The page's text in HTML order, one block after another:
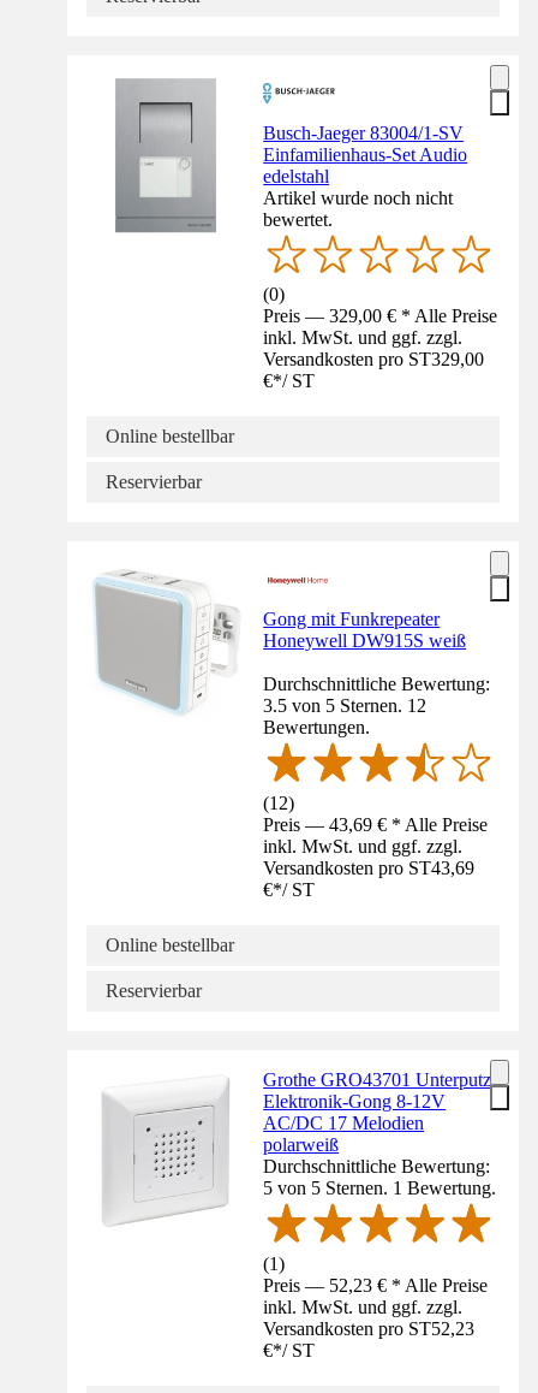
Busch-Jaeger 83004/1-SV
Einfamilienhaus-Set Audio
edelstahl
Artikel wurde noch nicht
bewertet.
(0)
Preis — 329,00 € * Alle Preise
inkl. MwSt. und ggf. zzgl.
Versandkosten pro ST329,00
€*/ ST
Online bestellbar
Reservierbar
Gong mit Funkrepeater
Honeywell DW915S weiß
Durchschnittliche Bewertung:
3.5 von 5 Sternen. 12
Bewertungen.
(12)
Preis — 43,69 € * Alle Preise
inkl. MwSt. und ggf. zzgl.
Versandkosten pro ST43,69
€*/ ST
Online bestellbar
Reservierbar
Grothe GRO43701 Unterputz
Elektronik-Gong 8-12V
AC/DC 17 Melodien
polarweiß
Durchschnittliche Bewertung:
5 von 5 Sternen. 1 Bewertung.
(1)
Preis — 52,23 € * Alle Preise
inkl. MwSt. und ggf. zzgl.
Versandkosten pro ST52,23
€*/ ST